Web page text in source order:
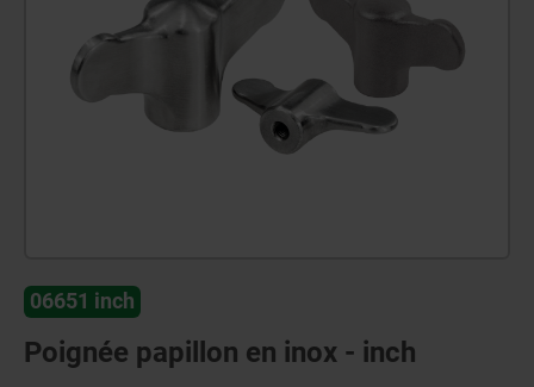
06651 inch
Poignée papillon en inox - inch